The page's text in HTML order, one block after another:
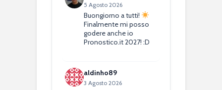
5 Agosto 2026
Buongiorno a tutti!
Finalmente mi posso
godere anche io
Pronostico.it 2027! :D
aldinho89
3 Agosto 2026